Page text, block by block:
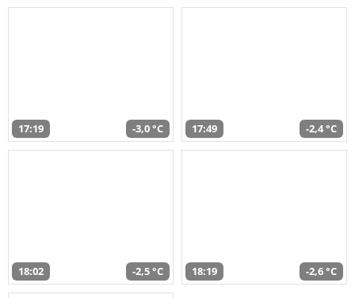
17:19 -3,0 °C 17:49 -2,4 °C
18:02 -2,5 °C 18:19 -2,6 °C